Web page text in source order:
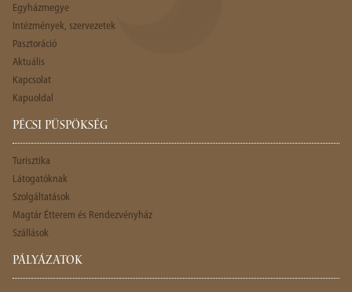
Egyházmegye
Intézmények, szervezetek
Pasztoráció
Aktuális
Kapcsolat
Kapuoldal
PÉCSI PÜSPÖKSÉG
Turisztika
Látogatóknak
Szolgáltatások
Magtár Étterem és Rendezvényház
Szállások
PÁLYÁZATOK